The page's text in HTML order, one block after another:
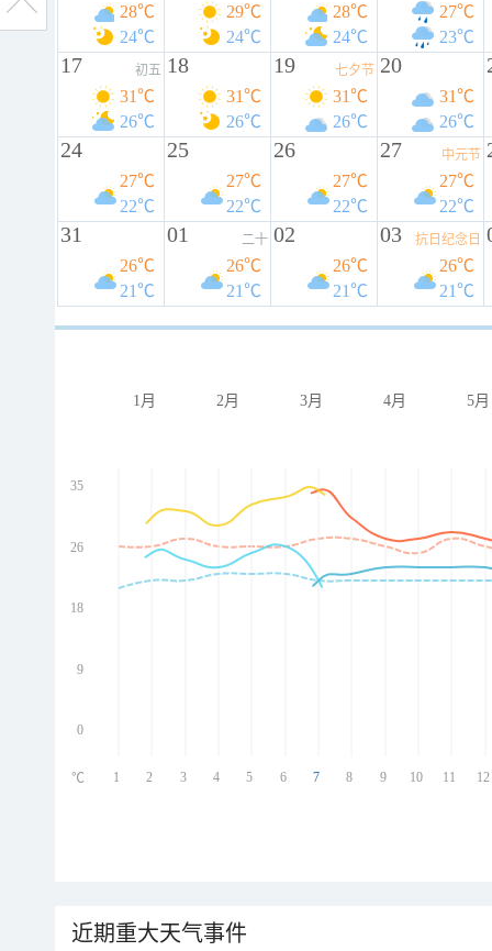
28℃
24℃
29℃
24℃
28℃
24℃
27℃
23℃
17 初五
31℃
26℃
18
31℃
26℃
19 七夕节
31℃
26℃
20
31℃
26℃
24
27℃
22℃
25
27℃
22℃
26
27℃
22℃
27 中元节
27℃
22℃
31
26℃
21℃
01 二十
26℃
21℃
02
26℃
21℃
03 抗日纪念日
26℃
21℃
1月 2月 3月 4月 5月
35
26
18
9
0
1 2 3 4 5 6 7 8 9 10 11 12
℃
近期重大天气事件